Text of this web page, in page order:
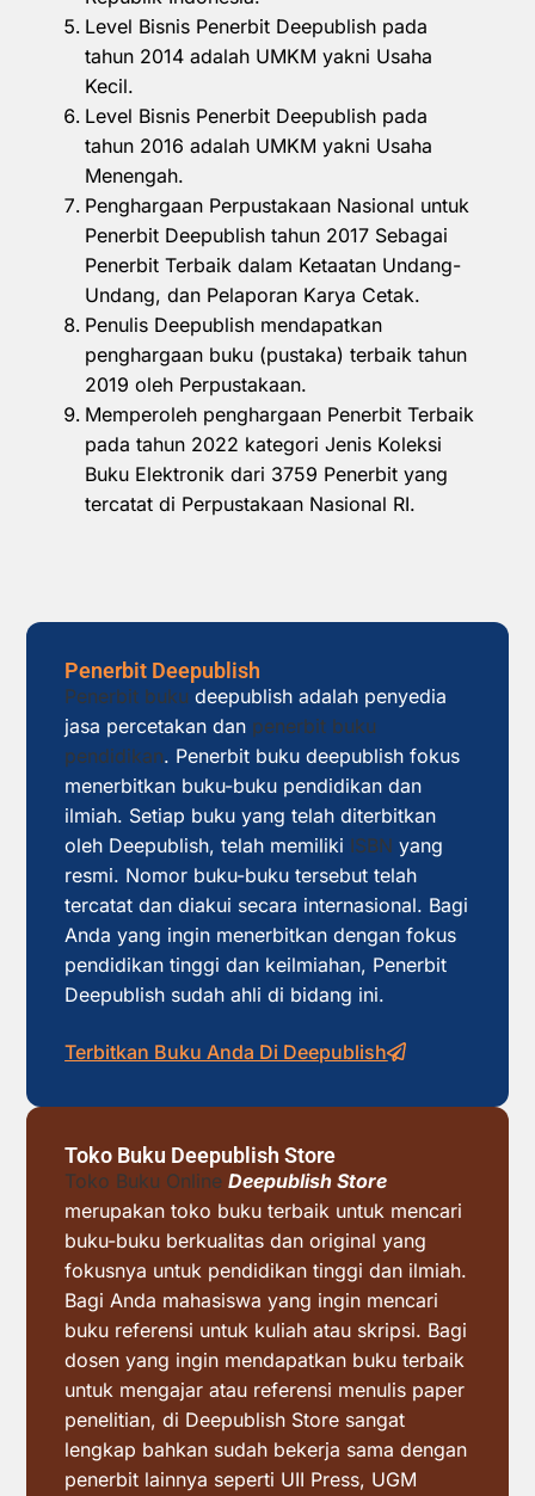
Level Bisnis Penerbit Deepublish pada
tahun 2014 adalah UMKM yakni Usaha
Kecil.
Level Bisnis Penerbit Deepublish pada
tahun 2016 adalah UMKM yakni Usaha
Menengah.
Penghargaan Perpustakaan Nasional untuk
Penerbit Deepublish tahun 2017 Sebagai
Penerbit Terbaik dalam Ketaatan Undang-
Undang, dan Pelaporan Karya Cetak.
Penulis Deepublish mendapatkan
penghargaan buku (pustaka) terbaik tahun
2019 oleh Perpustakaan.
Memperoleh penghargaan Penerbit Terbaik
pada tahun 2022 kategori Jenis Koleksi
Buku Elektronik dari 3759 Penerbit yang
tercatat di Perpustakaan Nasional RI.
Penerbit Deepublish
Penerbit buku deepublish adalah penyedia
jasa percetakan dan penerbit buku
pendidikan. Penerbit buku deepublish fokus
menerbitkan buku-buku pendidikan dan
ilmiah. Setiap buku yang telah diterbitkan
oleh Deepublish, telah memiliki ISBN yang
resmi. Nomor buku-buku tersebut telah
tercatat dan diakui secara internasional. Bagi
Anda yang ingin menerbitkan dengan fokus
pendidikan tinggi dan keilmiahan, Penerbit
Deepublish sudah ahli di bidang ini.
Terbitkan Buku Anda Di Deepublish
Toko Buku Deepublish Store
Toko Buku Online Deepublish Store
merupakan toko buku terbaik untuk mencari
buku-buku berkualitas dan original yang
fokusnya untuk pendidikan tinggi dan ilmiah.
Bagi Anda mahasiswa yang ingin mencari
buku referensi untuk kuliah atau skripsi. Bagi
dosen yang ingin mendapatkan buku terbaik
untuk mengajar atau referensi menulis paper
penelitian, di Deepublish Store sangat
lengkap bahkan sudah bekerja sama dengan
penerbit lainnya seperti UII Press, UGM